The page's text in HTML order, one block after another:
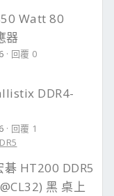
Watt 80
器
回覆 0
DDR4-
回覆 1
HT200 DDR5
黑 桌上